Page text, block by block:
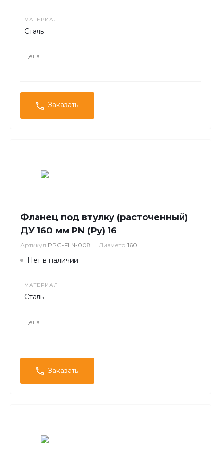
МАТЕРИАЛ
Сталь
Цена
Заказать
Фланец под втулку (расточенный)
ДУ 160 мм PN (Ру) 16
Артикул PPG-FLN-008 Диаметр 160
Нет в наличии
МАТЕРИАЛ
Сталь
Цена
Заказать